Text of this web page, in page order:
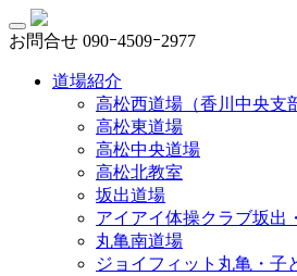
お問合せ 090ｰ4509ｰ2977
道場紹介
高松西道場（香川中央支
高松東道場
高松中央道場
高松北教室
坂出道場
アイアイ体操クラブ坂出
丸亀南道場
ジョイフィット丸亀・子